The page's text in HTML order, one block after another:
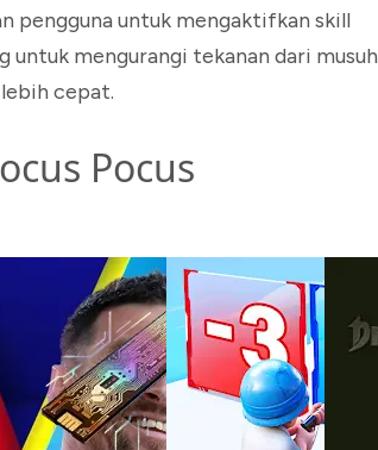
pengguna untuk mengaktifkan skill
mengurangi tekanan dari musuh
cepat.
Pocus